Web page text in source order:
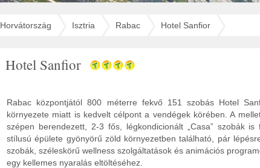
Horvátország Isztria Rabac Hotel Sanfior
Hotel Sanfior
Rabac központjától 800 méterre fekvő 151 szobás Hotel
környezete miatt is kedvelt célpont a vendégek körében. A
szépen berendezett, 2-3 fős, légkondicionált „Casa” szobák
stílusú épülete gyönyörű zöld környezetben található, pár
szobák, széleskörű wellness szolgáltatások és animációs
egy kellemes nyaralás eltöltéséhez.